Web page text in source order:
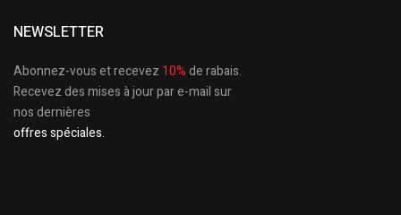
NEWSLETTER
Abonnez-vous et recevez 10%de rabais.
Recevez des mises à jour par e-mail sur
nos dernières
offres spéciales.